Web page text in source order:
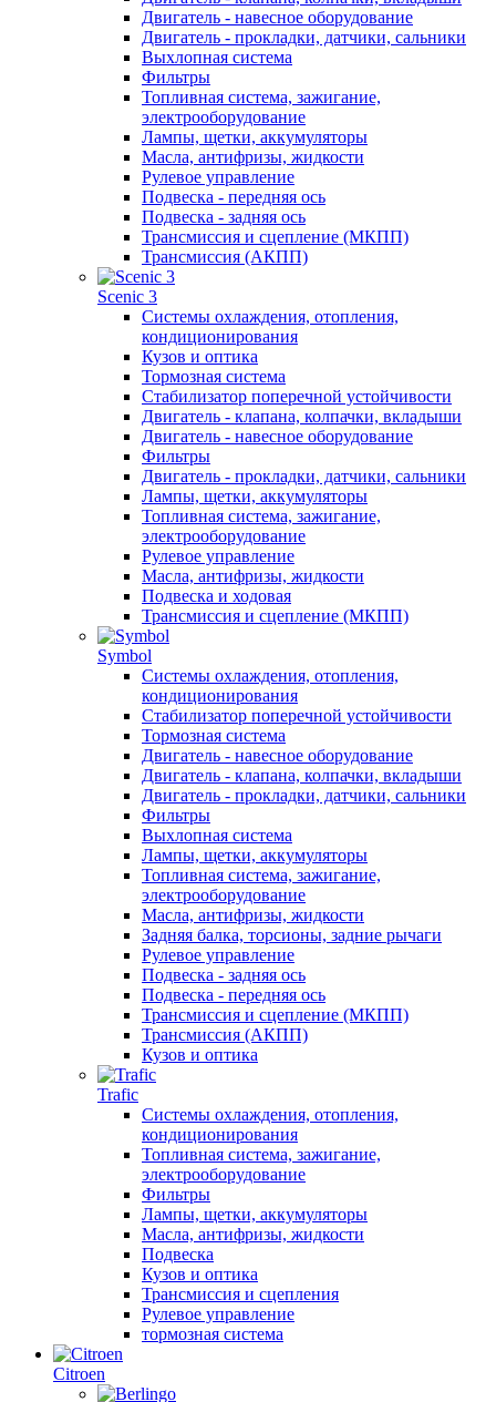
Двигатель - навесное оборудование
Двигатель - прокладки, датчики, сальники
Выхлопная система
Фильтры
Топливная система, зажигание,
электрооборудование
Лампы, щетки, аккумуляторы
Масла, антифризы, жидкости
Рулевое управление
Подвеска - передняя ось
Подвеска - задняя ось
Трансмиссия и сцепление (МКПП)
Трансмиссия (АКПП)
Scenic 3
Системы охлаждения, отопления,
кондиционирования
Кузов и оптика
Тормозная система
Стабилизатор поперечной устойчивости
Двигатель - клапана, колпачки, вкладыши
Двигатель - навесное оборудование
Фильтры
Двигатель - прокладки, датчики, сальники
Лампы, щетки, аккумуляторы
Топливная система, зажигание,
электрооборудование
Рулевое управление
Масла, антифризы, жидкости
Подвеска и ходовая
Трансмиссия и сцепление (МКПП)
Symbol
Системы охлаждения, отопления,
кондиционирования
Стабилизатор поперечной устойчивости
Тормозная система
Двигатель - навесное оборудование
Двигатель - клапана, колпачки, вкладыши
Двигатель - прокладки, датчики, сальники
Фильтры
Выхлопная система
Лампы, щетки, аккумуляторы
Топливная система, зажигание,
электрооборудование
Масла, антифризы, жидкости
Задняя балка, торсионы, задние рычаги
Рулевое управление
Подвеска - задняя ось
Подвеска - передняя ось
Трансмиссия и сцепление (МКПП)
Трансмиссия (АКПП)
Кузов и оптика
Trafic
Системы охлаждения, отопления,
кондиционирования
Топливная система, зажигание,
электрооборудование
Фильтры
Лампы, щетки, аккумуляторы
Масла, антифризы, жидкости
Подвеска
Кузов и оптика
Трансмиссия и сцепления
Рулевое управление
тормозная система
Citroen